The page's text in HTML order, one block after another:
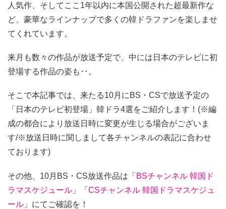
人気作、そしてここ1年以内に本国公開された超最新作な
ど、豪華なラインナップで多くの韓ドラファンを楽しませ
てくれています。
来月も数々の作品が放送予定で、中には日本のテレビに初
登場する作品の姿も‥。
そこで本記事では、来たる10月にBS・CSで放送予定の
「日本のテレビ初登場」韓ドラ4選をご紹介します！(※編
成の都合により放送日時に変更が生じる場合がございま
す/※放送日時に関しまして各チャンネルの表記に合わせ
ております)
その他、10月BS・CS放送作品は「 BSチャンネル 韓国ド
ラマスケジュール 」「 CSチャンネル 韓国ドラマスケジュ
ール 」にてご確認を！